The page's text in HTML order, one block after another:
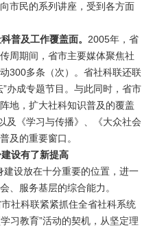
市民的系列讲座，受到各方面
普及工作覆盖面。 2005年，省
周期间，省市主要媒体聚焦社
300多条（次）。省社科联还联
办成专题节目。与此同时，省市
地，扩大社科知识普及的覆盖
及《学习与传播》、《大众社会
及的重要窗口。
设有了新提高
设放在十分重要的位置，进一
、服务基层的综合能力。
社科联紧紧抓住全省社科系统
习教育”活动的契机，从坚定理